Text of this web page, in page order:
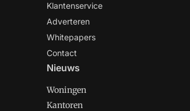
Klantenservice
Adverteren
Whitepapers
Contact
Nieuws
Woningen
Kantoren